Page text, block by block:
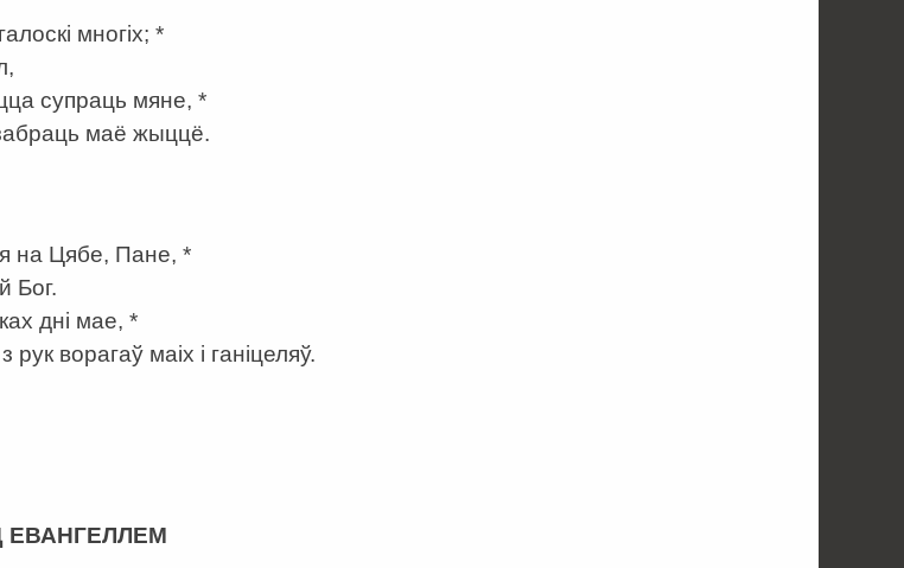
многіх; *
супраць мяне, *
маё жыццё.
на Цябе, Пане, *
Бог.
дні мае, *
рук ворагаў маіх і ганіцеляў.
ЕВАНГЕЛЛЕМ